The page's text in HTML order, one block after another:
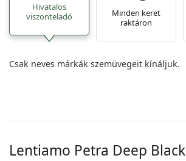
Hivatalos
viszonteladó
Minden keret
raktáron
Csak neves márkák szemüvegeit kínáljuk.
Lentiamo Petra Deep Black